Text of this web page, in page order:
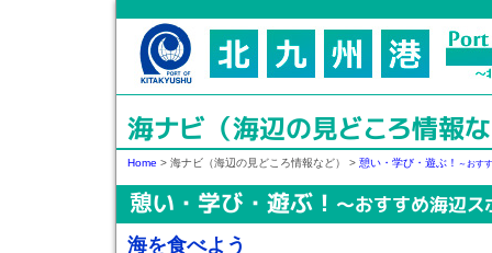
海ナビ（海辺の見どころ情報
Home > 海ナビ（海辺の見どころ情報など） > 憩い・学び・遊ぶ！ ～おす
憩い・学び・遊ぶ！ ～おすすめ海辺ス
海を食べよう